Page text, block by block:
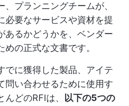
プランニングチームが、
必要なサービスや資材を提
あるかどうかを、ベンダー
の正式な文書です。
でに獲得した製品、アイテ
問い合わせるために使用す
どのRFIは、
以下の5つの